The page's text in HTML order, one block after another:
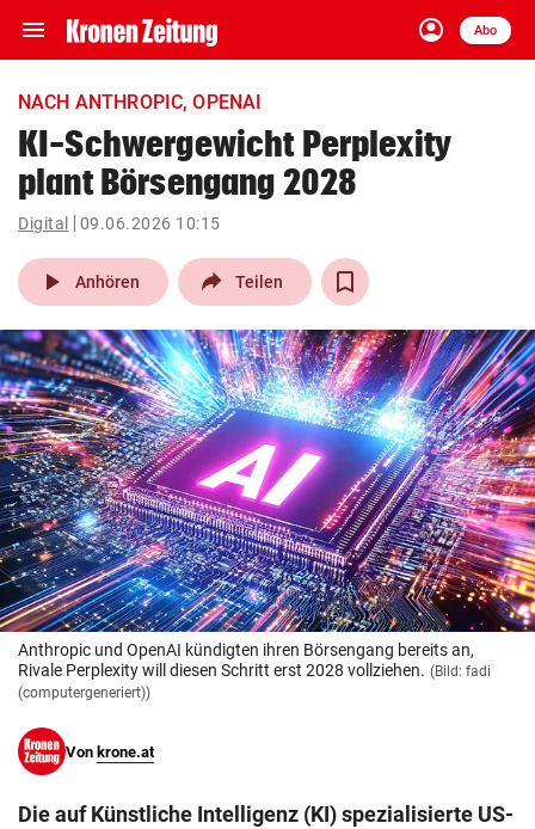
menu Navigation
ein-/ausklappen
account_circle
Anmelden
Abo
close Schließen
account_circle Anmelden
pin_drop
Wien arrow_right
bookmark
search
Suchbegriff
eingeben
© Krone Multimedia GmbH & Co KG 2026
Muthgasse 2, 1190 Wien
NACH ANTHROPIC, OPENAI
KI-Schwergewicht Perplexity
plant Börsengang 2028
Digital 09.06.2026 10:15
play_arrow Anhören Teilen
Anthropic und OpenAI kündigten ihren Börsengang bereits an,
Rivale Perplexity will diesen Schritt erst 2028 vollziehen. (Bild: fadi
(computergeneriert))
Von krone.at
Die auf Künstliche Intelligenz (KI) spezialisierte US-